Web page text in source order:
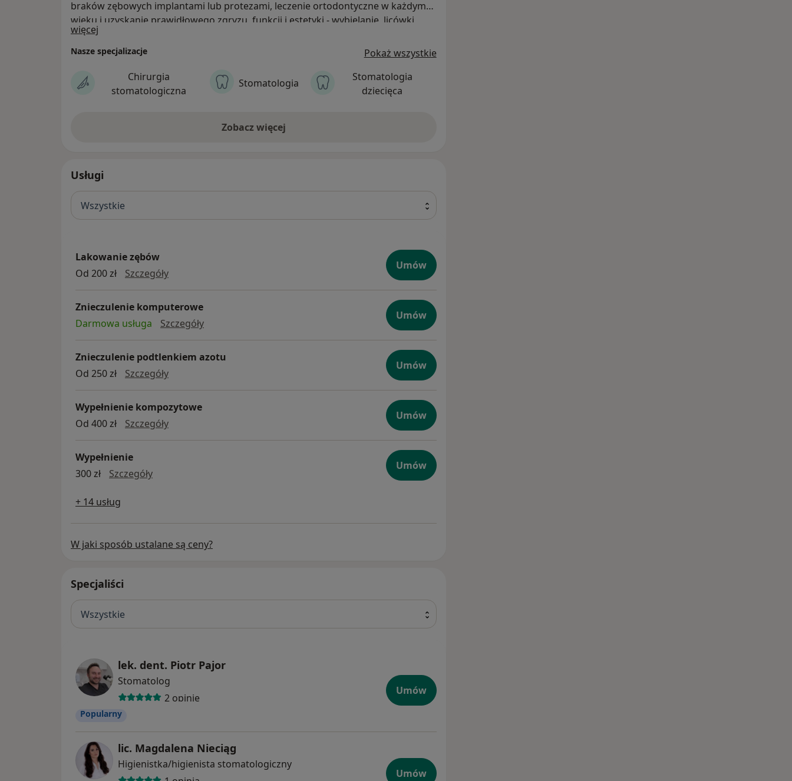
braków zębowych implantami lub protezami, leczenie ortodontyczne w każdym
wieku i uzyskanie prawidłowego zgryzu, funkcji i estetyki - wybielanie, licówki,
bonding, recontouring. A to wszystko i o wiele więcej, wykonane w jednym
miejscu, przez najlepszych lekarzy i w niezwykle miłej, przyjaznej atmosferze oraz
więcej
Nasze specjalizacje
Pokaż wszystkie
Chirurgia
stomatologiczna
Stomatologia
Stomatologia
dziecięca
Zobacz więcej
Usługi
Wszystkie
Lakowanie zębów
Od 200 zł
Szczegółylakowanie zębów
Umów
Znieczulenie komputerowe
Darmowa usługa
Szczegółyznieczulenie komputerowe
Umów
Znieczulenie podtlenkiem azotu
Od 250 zł
Szczegółyznieczulenie podtlenkiem azotu
Umów
Wypełnienie kompozytowe
Od 400 zł
Szczegóływypełnienie kompozytowe
Umów
Wypełnienie
300 zł
SzczegółyWypełnienie
Umów
+ 14 usług
W jaki sposób ustalane są ceny?
Specjaliści
Wszystkie
lek. dent. Piotr Pajor
Stomatolog
2 opinie
Popularny
Umów
lic. Magdalena Nieciąg
Higienistka/higienista stomatologiczny
Umów